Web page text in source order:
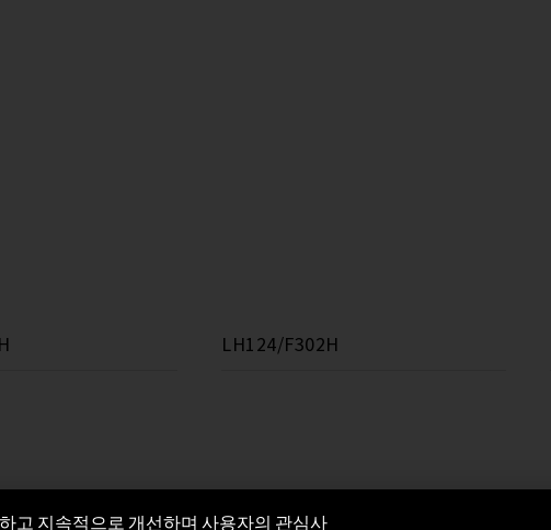
LH124/F302H
고 지속적으로 개선하며 사용자의 관심사